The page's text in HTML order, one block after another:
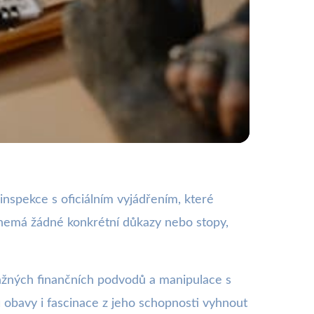
uzavřen
s oficiálním vyjádřením, které
žádné konkrétní důkazy nebo stopy,
finančních podvodů a manipulace s
i fascinace z jeho schopnosti vyhnout